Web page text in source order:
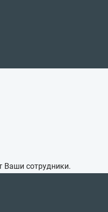
Ваши сотрудники.